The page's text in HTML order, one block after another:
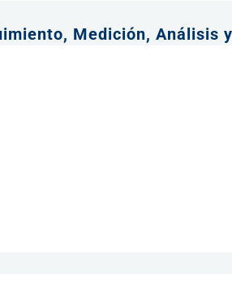
Medición, Análisis